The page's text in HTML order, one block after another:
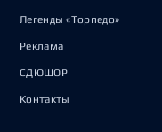
Легенды «Торпедо»
Реклама
СДЮШОР
Контакты